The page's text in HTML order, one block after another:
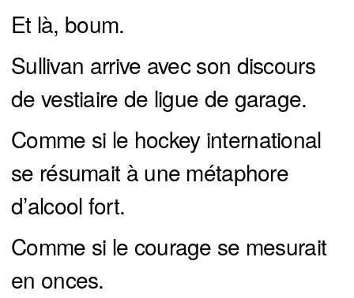
Et là, boum.
Sullivan arrive avec son discours
de vestiaire de ligue de garage.
Comme si le hockey international
se résumait à une métaphore
d’alcool fort.
Comme si le courage se mesurait
en onces.